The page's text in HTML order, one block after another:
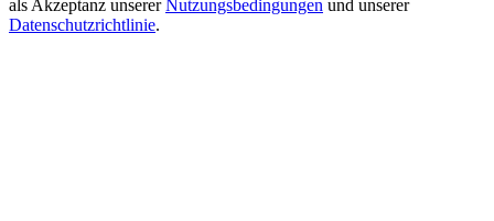
als Akzeptanz unsererNutzungsbedingungen und unserer
Datenschutzrichtlinie.